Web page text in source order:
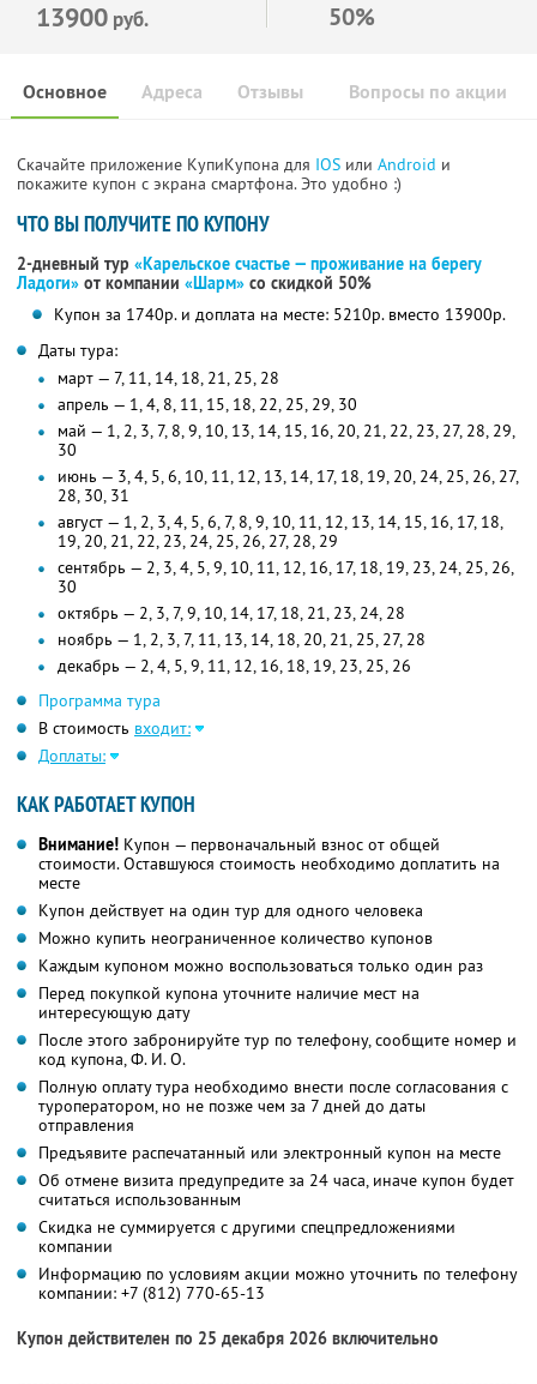
13900 руб. 50%
Основное Отзывы Вопросы по акции
Адреса
Скачайте приложение КупиКупона для IOS или Android и
покажите купон с экрана смартфона. Это удобно :)
ЧТО ВЫ ПОЛУЧИТЕ ПО КУПОНУ
2-дневный тур «Карельское счастье — проживание на берегу
Ладоги» от компании «Шарм» со скидкой 50%
Купон за 1740р. и доплата на месте: 5210р. вместо 13900р.
Даты тура:
март — 7, 11, 14, 18, 21, 25, 28
апрель — 1, 4, 8, 11, 15, 18, 22, 25, 29, 30
май — 1, 2, 3, 7, 8, 9, 10, 13, 14, 15, 16, 20, 21, 22, 23, 27, 28, 29,
30
июнь — 3, 4, 5, 6, 10, 11, 12, 13, 14, 17, 18, 19, 20, 24, 25, 26, 27,
28, 30, 31
август — 1, 2, 3, 4, 5, 6, 7, 8, 9, 10, 11, 12, 13, 14, 15, 16, 17, 18,
19, 20, 21, 22, 23, 24, 25, 26, 27, 28, 29
сентябрь — 2, 3, 4, 5, 9, 10, 11, 12, 16, 17, 18, 19, 23, 24, 25, 26,
30
октябрь — 2, 3, 7, 9, 10, 14, 17, 18, 21, 23, 24, 28
ноябрь — 1, 2, 3, 7, 11, 13, 14, 18, 20, 21, 25, 27, 28
декабрь — 2, 4, 5, 9, 11, 12, 16, 18, 19, 23, 25, 26
Программа тура
В стоимость входит:
Доплаты:
КАК РАБОТАЕТ КУПОН
Внимание! Купон — первоначальный взнос от общей
стоимости. Оставшуюся стоимость необходимо доплатить на
месте
Купон действует на один тур для одного человека
Можно купить неограниченное количество купонов
Каждым купоном можно воспользоваться только один раз
Перед покупкой купона уточните наличие мест на
интересующую дату
После этого забронируйте тур по телефону, сообщите номер и
код купона,Ф. И. О.
Полную оплату тура необходимо внести после согласования с
туроператором, но не позже чем за 7 дней до даты
отправления
Предъявите распечатанный или электронный купон на месте
Об отмене визита предупредите за 24 часа, иначе купон будет
считаться использованным
Скидка не суммируется с другими спецпредложениями
компании
Информацию по условиям акции можно уточнить по телефону
компании: +7 (812) 770-65-13
Купон действителен по 25 декабря 2026 включительно